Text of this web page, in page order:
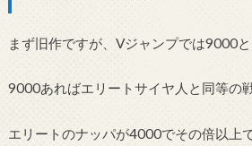
まず旧作ですが、Vジャンプでは9000と
9000あればエリートサイヤ人と同等の
エリートのナッパが4000でその倍以上